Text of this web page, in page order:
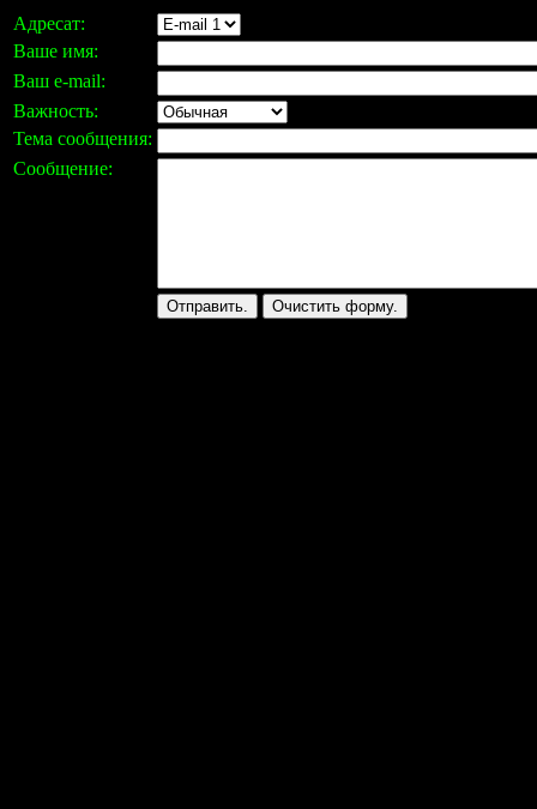
Адресат:
Ваше имя:
Ваш e-mail:
Важность:
Тема сообщения:
Сообщение: